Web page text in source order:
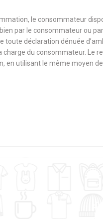
le consommateur
par le consommateur ou
déclaration dénuée
charge du consommateur. Le
en utilisant le même moyen